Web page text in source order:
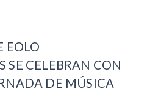
EOLO
SE CELEBRAN CON
DE MÚSICA